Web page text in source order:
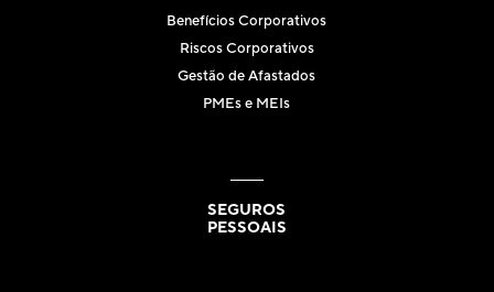
Benefícios Corporativos
Riscos Corporativos
Gestão de Afastados
PMEs e MEIs
SEGUROS
PESSOAIS